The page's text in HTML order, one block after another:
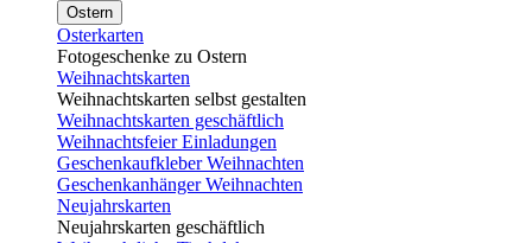
Ostern
Osterkarten
Fotogeschenke zu Ostern
Weihnachtskarten
Weihnachtskarten selbst gestalten
Weihnachtskarten geschäftlich
Weihnachtsfeier Einladungen
Geschenkaufkleber Weihnachten
Geschenkanhänger Weihnachten
Neujahrskarten
Neujahrskarten geschäftlich